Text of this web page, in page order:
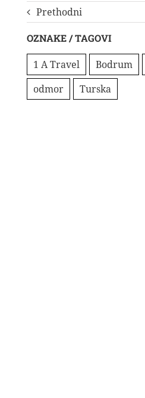
Prethodni
OZNAKE / TAGOVI
1 A Travel Bodrum
odmor
Turska